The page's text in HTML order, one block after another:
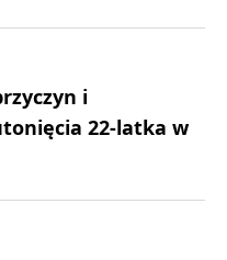
i
22-latka w